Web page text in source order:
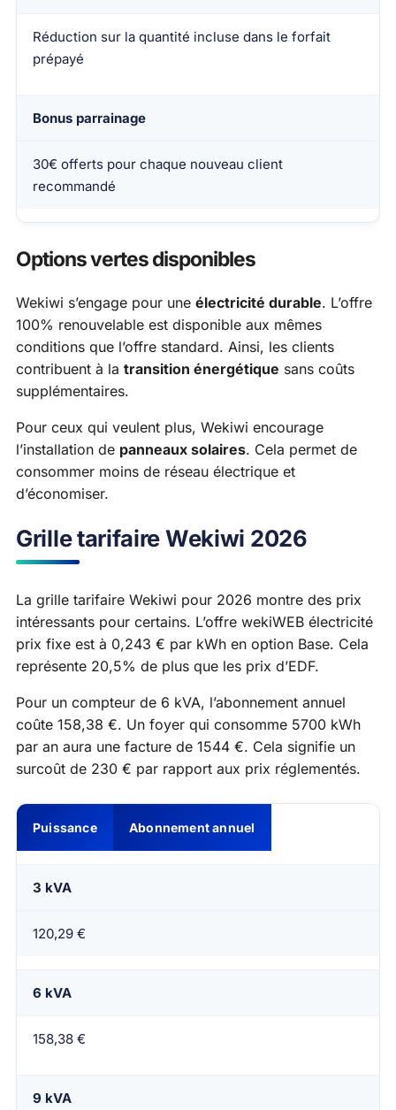
Réduction sur la quantité incluse dans le forfait
prépayé
Bonus parrainage
30€ offerts pour chaque nouveau client
recommandé
Options vertes disponibles
Wekiwi s’engage pour une électricité durable. L’offre
100% renouvelable est disponible aux mêmes
conditions que l’offre standard. Ainsi, les clients
contribuent à la transition énergétique sans coûts
supplémentaires.
Pour ceux qui veulent plus, Wekiwi encourage
l’installation de panneaux solaires. Cela permet de
consommer moins de réseau électrique et
d’économiser.
Grille tarifaire Wekiwi 2026
La grille tarifaire Wekiwi pour 2026 montre des prix
intéressants pour certains. L’offre wekiWEB électricité
prix fixe est à 0,243 € par kWh en option Base. Cela
représente 20,5% de plus que les prix d’EDF.
Pour un compteur de 6 kVA, l’abonnement annuel
coûte 158,38 €. Un foyer qui consomme 5700 kWh
par an aura une facture de 1544 €. Cela signifie un
surcoût de 230 € par rapport aux prix réglementés.
Puissance Abonnement annuel
3 kVA
120,29 €
6 kVA
158,38 €
9 kVA